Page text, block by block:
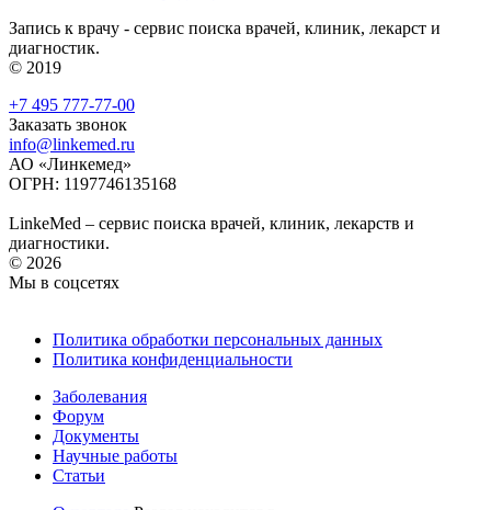
Запись к врачу - сервис поиска врачей, клиник, лекарст и
диагностик.
© 2019
+7 495 777-77-00
Заказать звонок
info@linkemed.ru
АО «Линкемед»
ОГРН: 1197746135168
LinkeMed – сервис поиска врачей, клиник, лекарств и
диагностики.
© 2026
Мы в соцсетях
Политика обработки персональных данных
Политика конфиденциальности
Заболевания
Форум
Документы
Научные работы
Статьи